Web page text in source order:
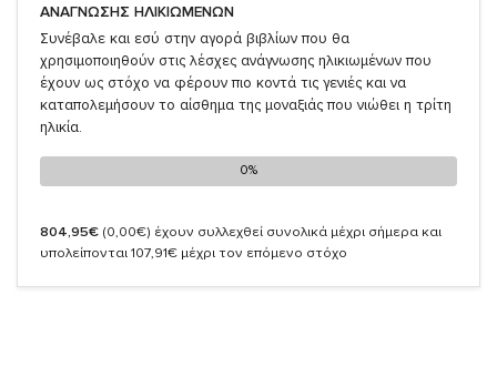
ΑΝΑΓΝΩΣΗΣ ΗΛΙΚΙΩΜΕΝΩΝ
Συνέβαλε και εσύ στην αγορά βιβλίων που θα
χρησιμοποιηθούν στις λέσχες ανάγνωσης ηλικιωμένων που
έχουν ως στόχο να φέρουν πιο κοντά τις γενιές και να
καταπολεμήσουν το αίσθημα της μοναξιάς που νιώθει η τρίτη
ηλικία.
0%
0%
804,95€ (0,00€) έχουν συλλεχθεί συνολικά μέχρι σήμερα και
υπολείπονται 107,91€ μέχρι τον επόμενο στόχο